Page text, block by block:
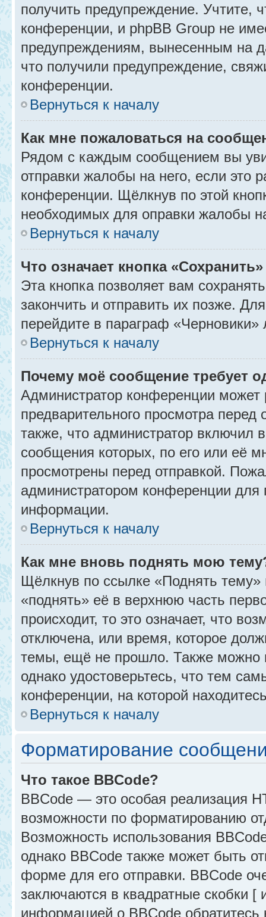
получить предупреждение. Учтите,
конференции, и phpBB Group не
предупреждениям, вынесенным на
что получили предупреждение,
конференции.
Вернуться к началу
Как мне пожаловаться на
Рядом с каждым сообщением вы
отправки жалобы на него, если это
конференции. Щёлкнув по этой
необходимых для оправки жалобы
Вернуться к началу
Что означает кнопка
Эта кнопка позволяет вам
закончить и отправить их позже.
перейдите в параграф «Черновики»
Вернуться к началу
Почему моё сообщение требует
Администратор конференции
предварительного просмотра
также, что администратор включил
сообщения которых, по его или её
просмотрены перед отправкой.
администратором конференции для
информации.
Вернуться к началу
Как мне вновь поднять мою
Щёлкнув по ссылке «Поднять
«поднять» её в верхнюю часть
происходит, то это означает, что
отключена, или время, которое
темы, ещё не прошло. Также можно
однако удостоверьтесь, что тем
конференции, на которой
Вернуться к началу
Форматирование
Что такое BBCode?
BBCode — это особая реализация
возможности по форматированию
Возможность использования
однако BBCode также может быть
форме для его отправки. BBCode
заключаются в квадратные скобки
информацией о BBCode обратитесь